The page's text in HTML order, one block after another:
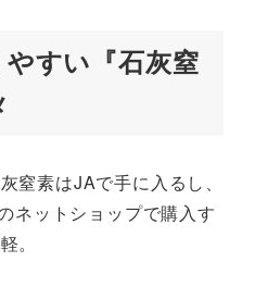
すい『石灰窒
窒素はJAで手に入るし、
ネットショップで購入す
。